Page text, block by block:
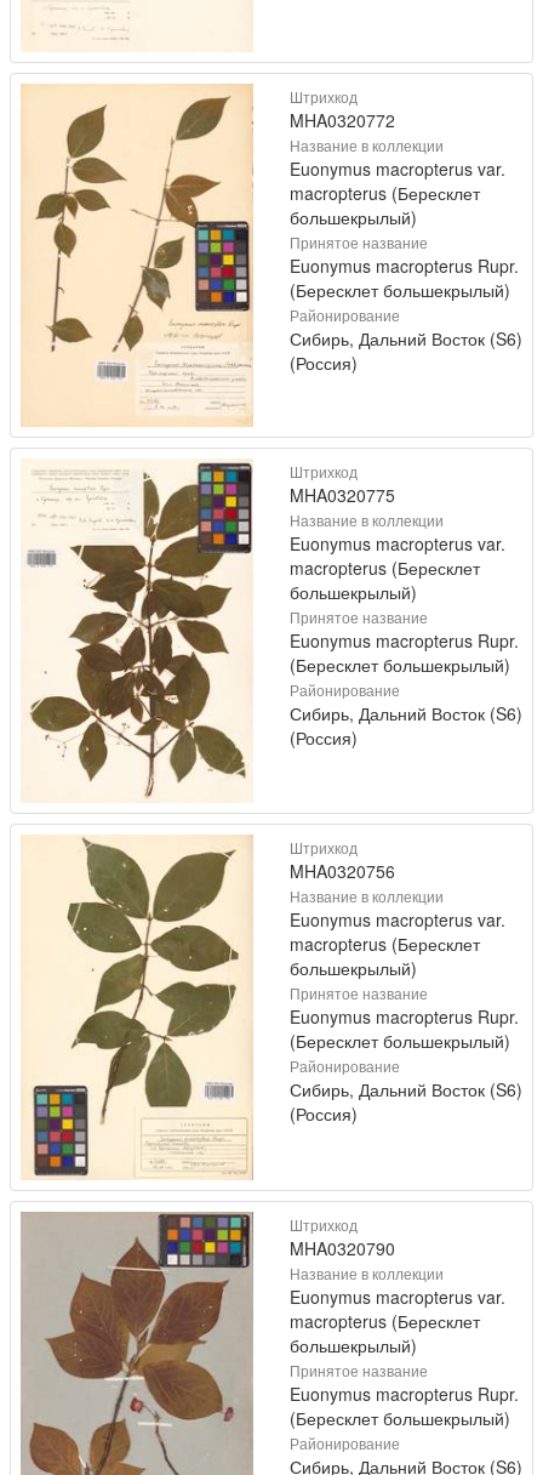
Штрихкод
MHA0320772
Название в коллекции
Euonymus macropterus var.
macropterus (Бересклет
большекрылый)
Принятое название
Euonymus macropterus Rupr.
(Бересклет большекрылый)
Районирование
Сибирь, Дальний Восток (S6)
(Россия)
Штрихкод
MHA0320775
Название в коллекции
Euonymus macropterus var.
macropterus (Бересклет
большекрылый)
Принятое название
Euonymus macropterus Rupr.
(Бересклет большекрылый)
Районирование
Сибирь, Дальний Восток (S6)
(Россия)
Штрихкод
MHA0320756
Название в коллекции
Euonymus macropterus var.
macropterus (Бересклет
большекрылый)
Принятое название
Euonymus macropterus Rupr.
(Бересклет большекрылый)
Районирование
Сибирь, Дальний Восток (S6)
(Россия)
Штрихкод
MHA0320790
Название в коллекции
Euonymus macropterus var.
macropterus (Бересклет
большекрылый)
Принятое название
Euonymus macropterus Rupr.
(Бересклет большекрылый)
Районирование
Сибирь, Дальний Восток (S6)